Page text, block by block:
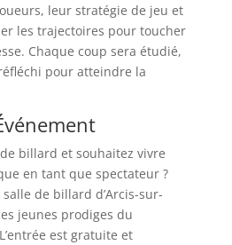
leur stratégie de jeu et
les trajectoires pour toucher
Chaque coup sera étudié,
pour atteindre la
billard et souhaitez vivre
en tant que spectateur ?
de billard d’Arcis-sur-
jeunes prodiges du
est gratuite et